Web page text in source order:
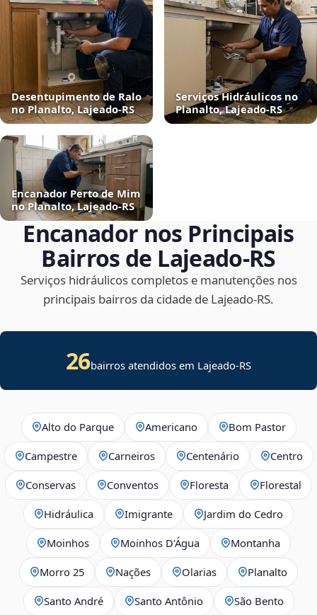
Desentupimento de Ralo
no Planalto, Lajeado‑RS
Serviços Hidráulicos no
Planalto, Lajeado‑RS
Encanador Perto de Mim
no Planalto, Lajeado‑RS
Encanador nos Principais
Bairros de Lajeado‑RS
Serviços hidráulicos completos e manutenções nos
principais bairros da cidade de Lajeado‑RS.
26bairros atendidos em Lajeado-RS
Alto do Parque Americano Bom Pastor
Campestre Carneiros Centenário Centro
Conservas Conventos Floresta Florestal
Hidráulica Imigrante Jardim do Cedro
Moinhos Moinhos D'Água Montanha
Morro 25 Nações Olarias Planalto
Santo André Santo Antônio São Bento